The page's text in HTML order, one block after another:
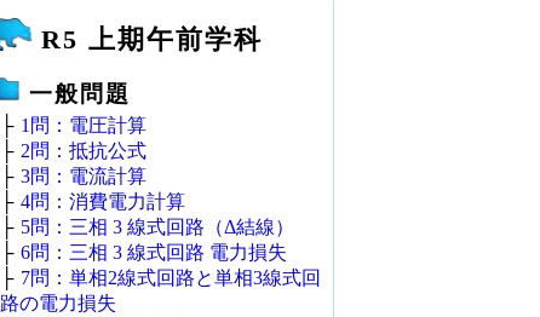
R5 上期午前学科
一般問題
├ 1問：電圧計算
├ 2問：抵抗公式
├ 3問：電流計算
├ 4問：消費電力計算
├ 5問：三相 3 線式回路（Δ結線）
├ 6問：三相 3 線式回路 電力損失
├ 7問：単相2線式回路と単相3線式回
路の電力損失